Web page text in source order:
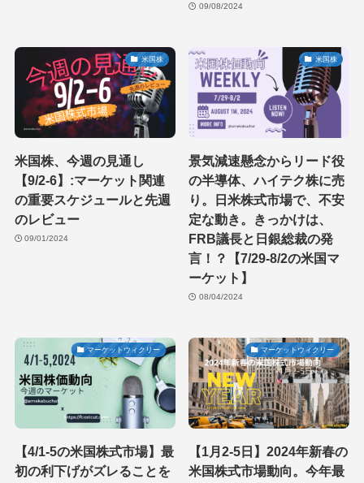
09/08/2024
米国株
米国株、今週の見通し
【9/2-6】:マーケット関連
の重要スケジュールと先週
のレビュー
09/01/2024
米国株
景気減速懸念からリード役
の半導体、ハイテク株に売
り。日米株式市場で、不安
定な動き。きっかけは、
FRB議長と日銀総裁の発
言！？【7/29-8/2の米国マ
ーケット】
08/04/2024
マーケットウィクリー
【4/1-5の米国株式市場】最
初の利下げがズレることを
マーケットウィクリー
【1月2-5日】2024年新春の
米国株式市場動向。今年最